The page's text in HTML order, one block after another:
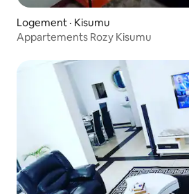
Logement · Kisumu
Appartements Rozy Kisumu